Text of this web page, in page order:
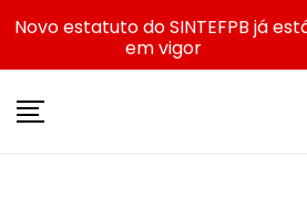
Novo estatuto do SINTEFPB já
em vigor